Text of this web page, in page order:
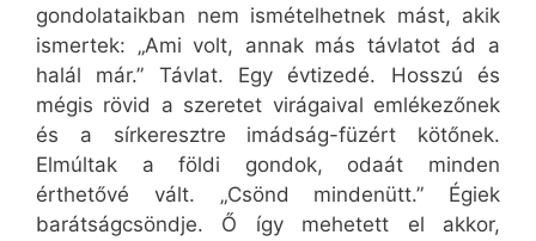
gondolataikban nem ismételhetnek mást, akik
ismertek: „Ami volt, annak más távlatot ád a
halál már.” Távlat. Egy évtizedé. Hosszú és
mégis rövid a szeretet virágaival emlékezőnek
és a sírkeresztre imádság-füzért kötőnek.
Elmúltak a földi gondok, odaát minden
érthetővé vált. „Csönd mindenütt.” Égiek
barátságcsöndje. Ő így mehetett el akkor,